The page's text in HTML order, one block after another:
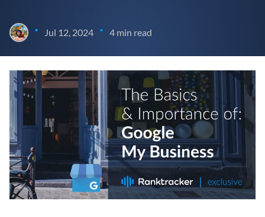
• Jul 12, 2024 • 4 min read